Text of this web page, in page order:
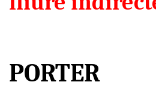
PORTER